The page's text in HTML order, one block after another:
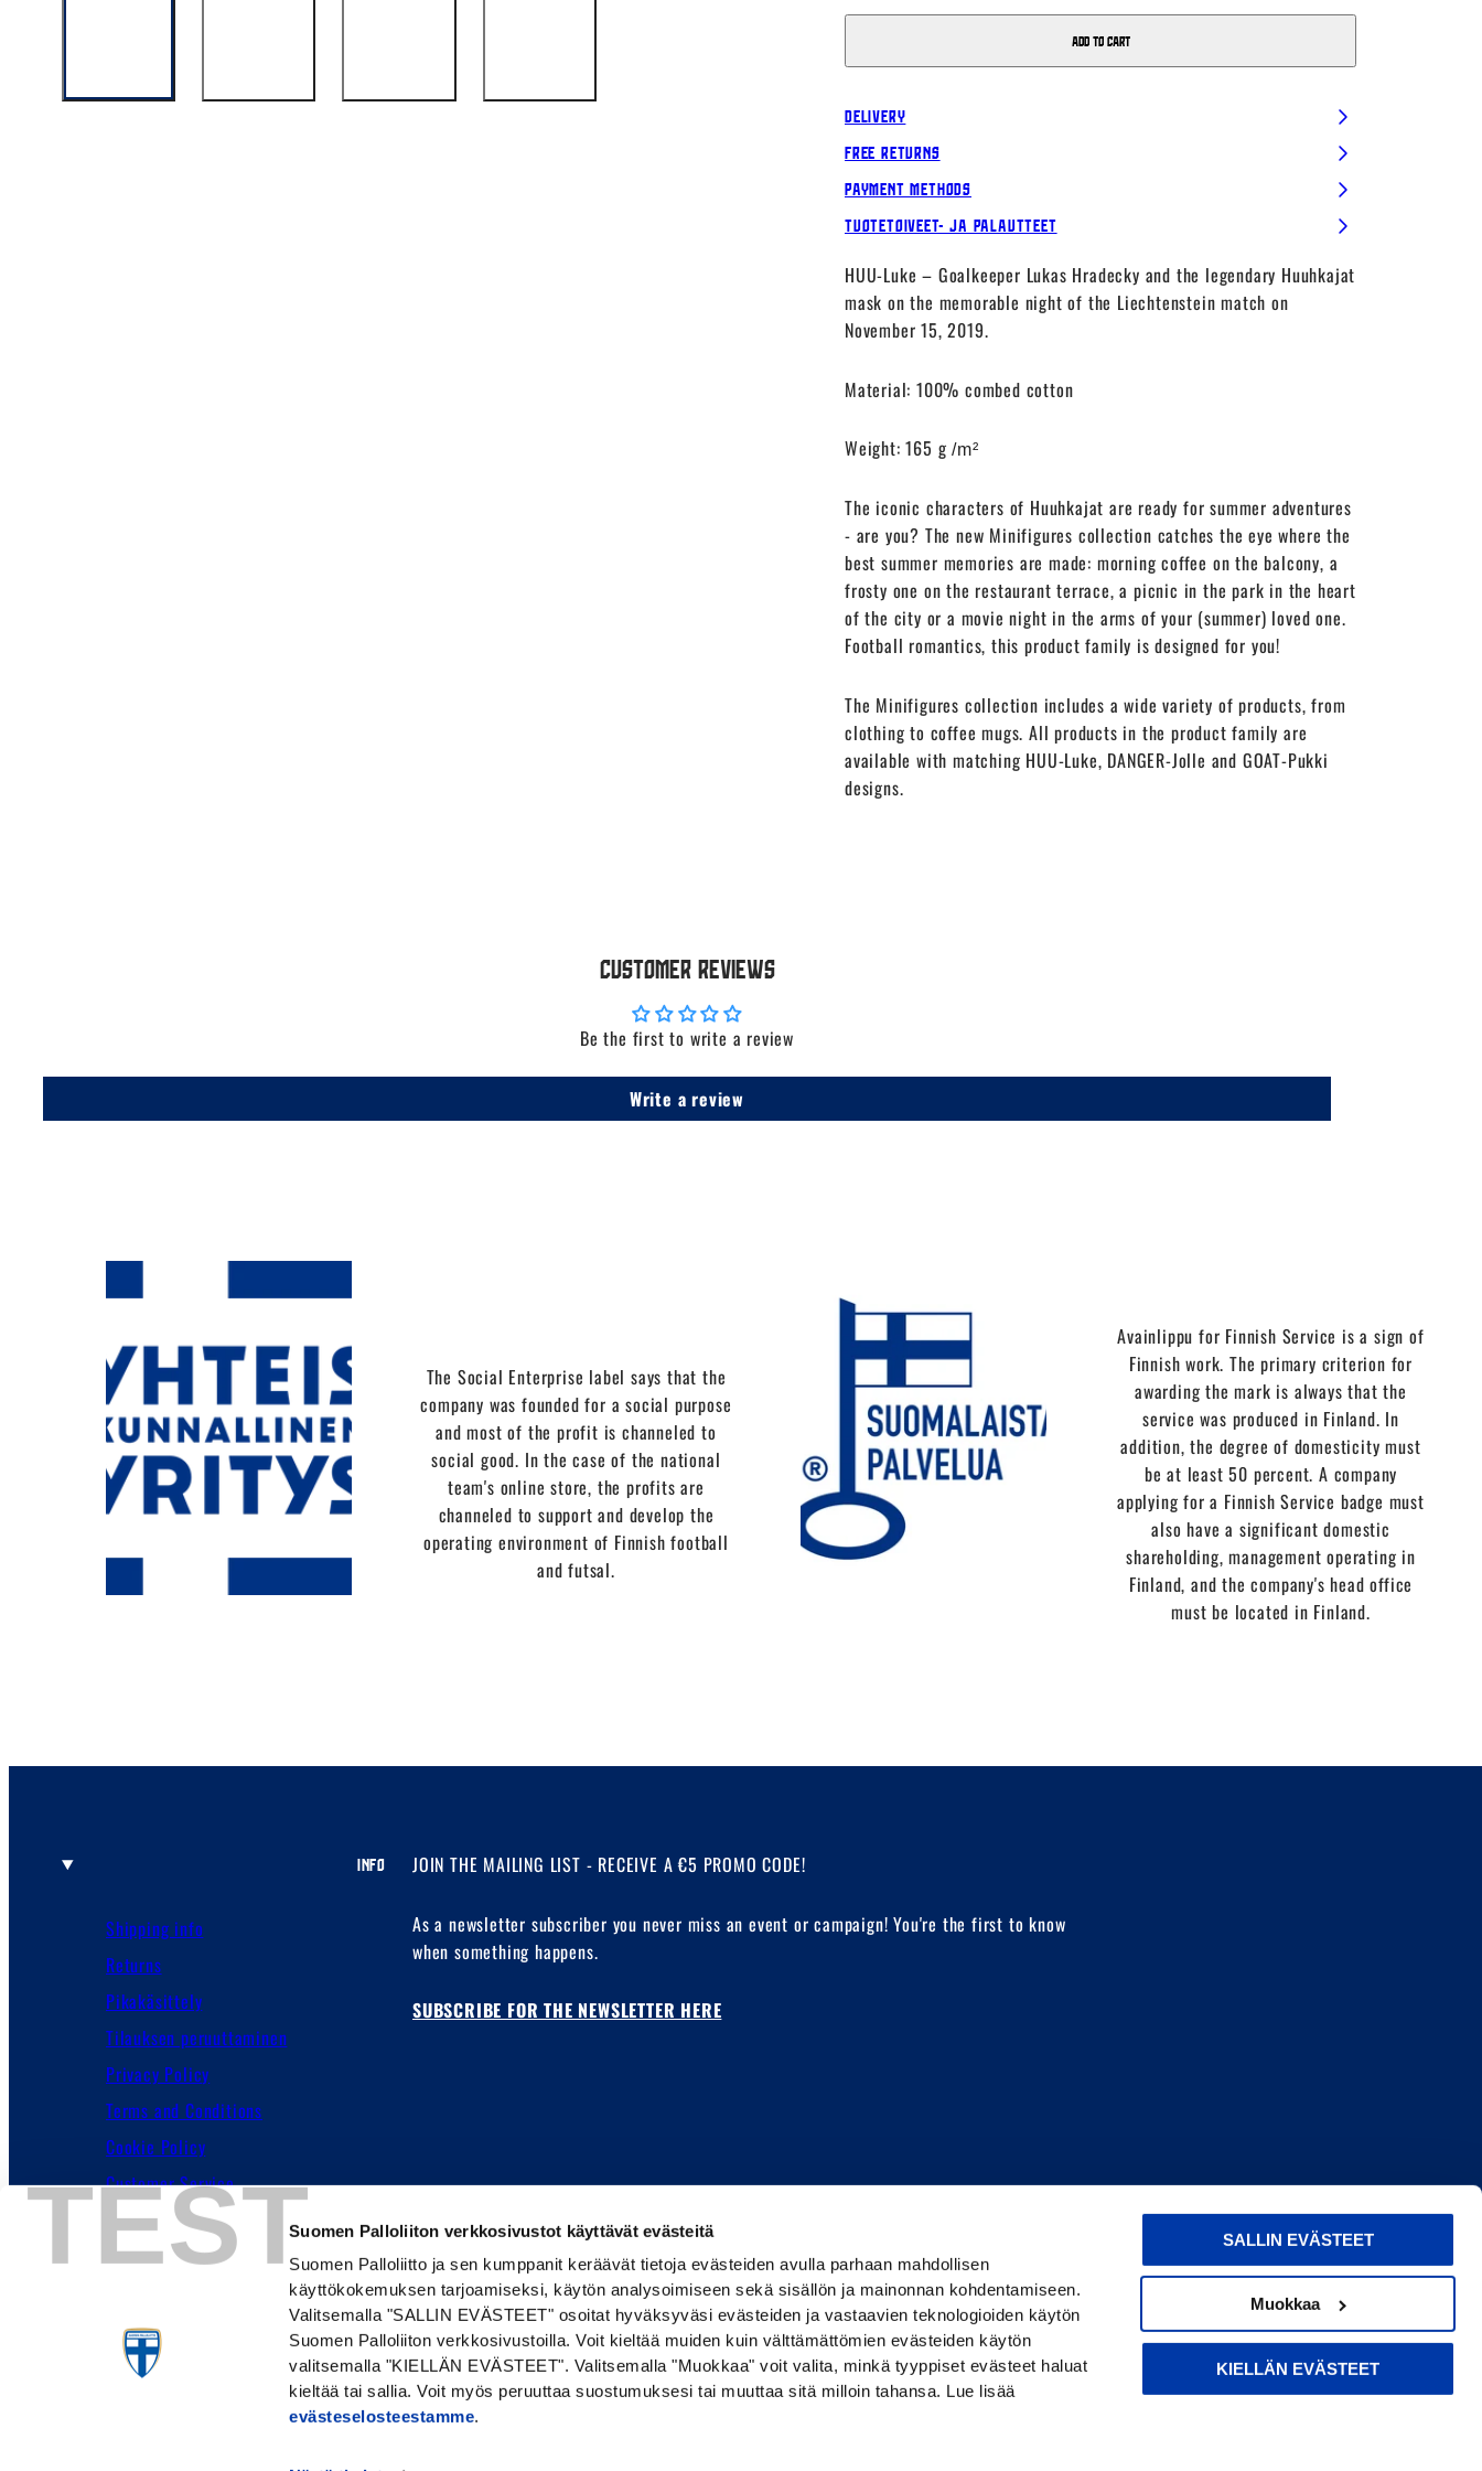
TESTSuomen Palloliiton verkkosivustot käyttävät evästeitä
Suomen Palloliitto ja sen kumppanit keräävät tietoja evästeiden avulla parhaan mahdollisen
käyttökokemuksen tarjoamiseksi, käytön analysoimiseen sekä sisällön ja mainonnan kohdentamiseen.
Valitsemalla "SALLIN EVÄSTEET" osoitat hyväksyväsi evästeiden ja vastaavien teknologioiden käytön
Suomen Palloliiton verkkosivustoilla. Voit kieltää muiden kuin välttämättömien evästeiden käytön
valitsemalla "KIELLÄN EVÄSTEET". Valitsemalla "Muokkaa" voit valita, minkä tyyppiset evästeet haluat
kieltää tai sallia. Voit myös peruuttaa suostumuksesi tai muuttaa sitä milloin tahansa. Lue lisää
evästeselosteestamme.
SALLIN EVÄSTEET
Muokkaa
KIELLÄN EVÄSTEET
Add to cart
Delivery
Free Returns
Payment Methods
Tuotetoiveet- ja palautteet
HUU-Luke – Goalkeeper Lukas Hradecky and the legendary Huuhkajat
mask on the memorable night of the Liechtenstein match on
November 15, 2019.
Material: 100% combed cotton
Weight: 165 g /m²
The iconic characters of Huuhkajat are ready for summer adventures
- are you? The new Minifigures collection catches the eye where the
best summer memories are made: morning coffee on the balcony, a
frosty one on the restaurant terrace, a picnic in the park in the heart
of the city or a movie night in the arms of your (summer) loved one.
Football romantics, this product family is designed for you!
The Minifigures collection includes a wide variety of products, from
clothing to coffee mugs. All products in the product family are
available with matching HUU-Luke, DANGER-Jolle and GOAT-Pukki
designs.
Customer Reviews
Be the first to write a review
Write a review
The Social Enterprise label says that the
company was founded for a social purpose
and most of the profit is channeled to
social good. In the case of the national
team's online store, the profits are
channeled to support and develop the
operating environment of Finnish football
and futsal.
Avainlippu for Finnish Service is a sign of
Finnish work. The primary criterion for
awarding the mark is always that the
service was produced in Finland. In
addition, the degree of domesticity must
be at least 50 percent. A company
applying for a Finnish Service badge must
also have a significant domestic
shareholding, management operating in
Finland, and the company's head office
must be located in Finland.
INFO
Shipping info
Returns
Pikakäsittely
Tilauksen peruuttaminen
Privacy Policy
Terms and Conditions
Cookie Policy
Customer Service
JOIN THE MAILING LIST - RECEIVE A €5 PROMO CODE!
As a newsletter subscriber you never miss an event or campaign! You're the first to know
when something happens.
SUBSCRIBE FOR THE NEWSLETTER HERE
United States | USD $ English